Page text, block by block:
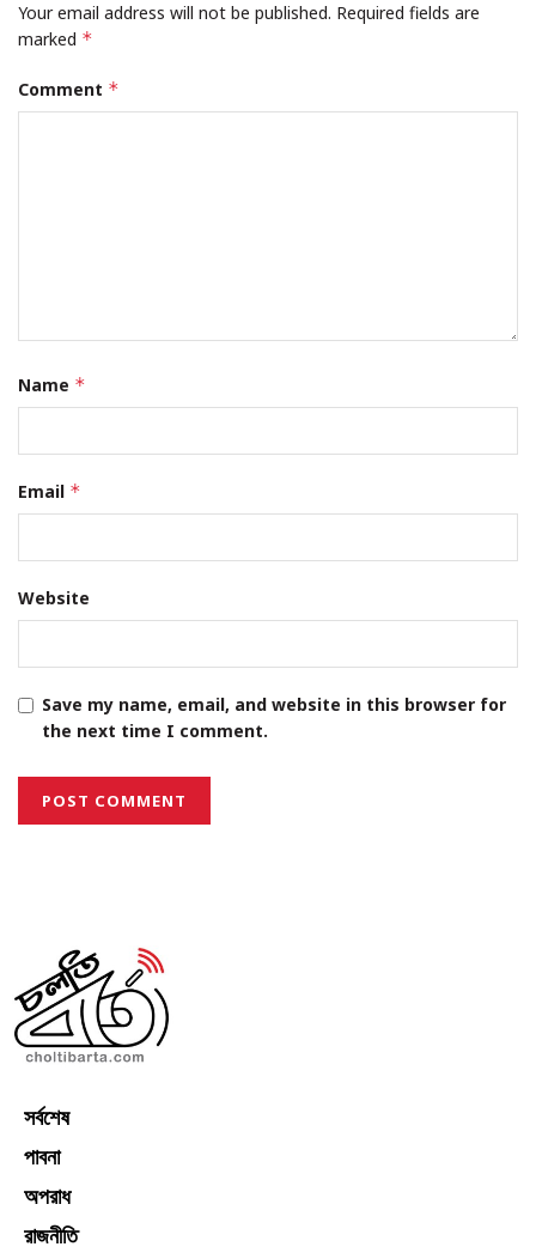
Your email address will not be published. Required fields are
marked *
Comment *
Name *
Email *
Website
Save my name, email, and website in this browser for
the next time I comment.
সর্বশেষ
পাবনা
অপরাধ
রাজনীতি